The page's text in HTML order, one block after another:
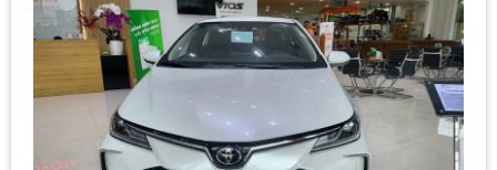
Số điện thoại*